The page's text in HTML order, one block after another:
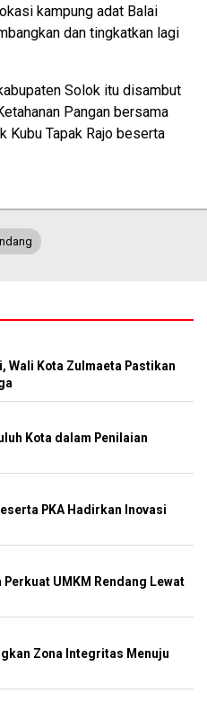
kampung adat Balai
dan tingkatkan lagi
Solok itu disambut
Pangan bersama
Kubu Tapak Rajo beserta
Wali Kota Zulmaeta Pastikan
Kota dalam Penilaian
PKA Hadirkan Inovasi
UMKM Rendang Lewat
Zona Integritas Menuju